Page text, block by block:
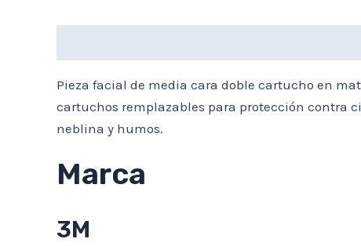
Pieza facial de media cara doble cartucho en
cartuchos remplazables para protección contra
neblina y humos.
Marca
3M